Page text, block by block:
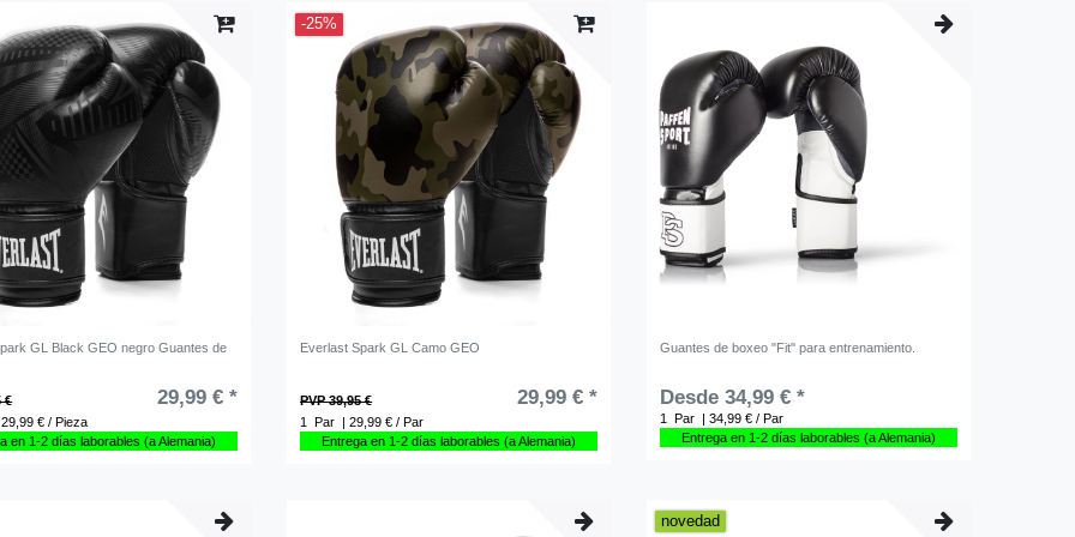
GL Black GEO negro Guantes de
€ 29,99 € *
€ / Pieza
en 1-2 días laborables (a Alemania)
-25%
Everlast Spark GL Camo GEO
PVP 39,95 € 29,99 € *
1 Par | 29,99 € / Par
Entrega en 1-2 días laborables (a Alemania)
Guantes de boxeo "Fit" para entrenamiento.
Desde 34,99 € *
1 Par | 34,99 € / Par
Entrega en 1-2 días laborables (a Alemania)
novedad